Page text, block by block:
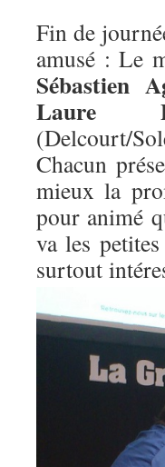
Fin de
amusé : Le
Sébastien
Laure
(Delcourt/
Chacun
mieux la
pour animé
va les
surtout